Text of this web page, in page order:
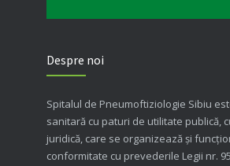
Despre noi
Spitalul de Pneumoftiziologie Sibiu
sanitară cu paturi de utilitate publică,
juridică, care se organizează şi
conformitate cu prevederile Legii nr.